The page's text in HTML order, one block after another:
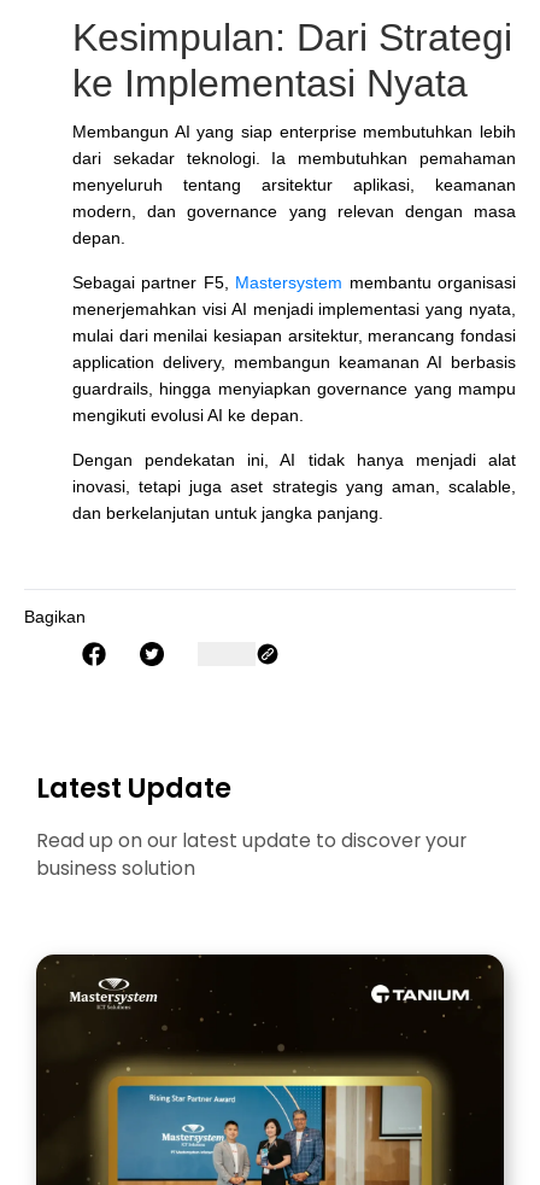
Kesimpulan: Dari Strategi
ke Implementasi Nyata
Membangun AI yang siap enterprise membutuhkan lebih
dari sekadar teknologi. Ia membutuhkan pemahaman
menyeluruh tentang arsitektur aplikasi, keamanan
modern, dan governance yang relevan dengan masa
depan.
Sebagai partner F5, Mastersystem membantu organisasi
menerjemahkan visi AI menjadi implementasi yang nyata,
mulai dari menilai kesiapan arsitektur, merancang fondasi
application delivery, membangun keamanan AI berbasis
guardrails, hingga menyiapkan governance yang mampu
mengikuti evolusi AI ke depan.
Dengan pendekatan ini, AI tidak hanya menjadi alat
inovasi, tetapi juga aset strategis yang aman, scalable,
dan berkelanjutan untuk jangka panjang.
Bagikan
Latest Update
Read up on our latest update to discover your
business solution